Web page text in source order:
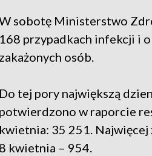
sobotę Ministerstwo
168 przypadkach infekcji i
zakażonych osób.
Do tej pory największą
potwierdzono w raporcie
kwietnia: 35 251.
8 kwietnia – 954.